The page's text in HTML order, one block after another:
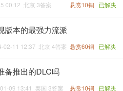
悬赏10铜 已解决
00:12 北京 3答案
版本的最强力流派
悬赏60铜 已解决
02-11 12:37 北京 4答案
备推出的DLC吗
悬赏10铜 已解决
09 13:41 泰国 3答案